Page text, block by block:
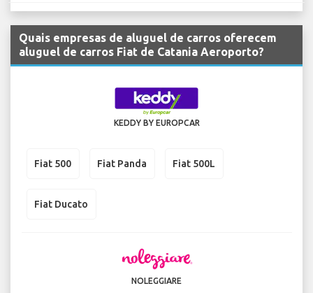
Quais empresas de aluguel de carros oferecem
aluguel de carros Fiat de Catania Aeroporto?
KEDDY BY EUROPCAR
Fiat 500 Fiat Panda Fiat 500L
Fiat Ducato
NOLEGGIARE